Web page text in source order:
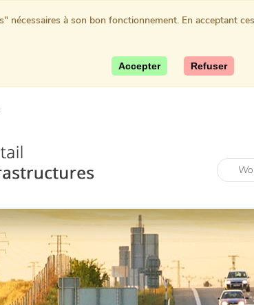
nécessaires à son bon fonctionnement. En acceptant
Accepter Refuser